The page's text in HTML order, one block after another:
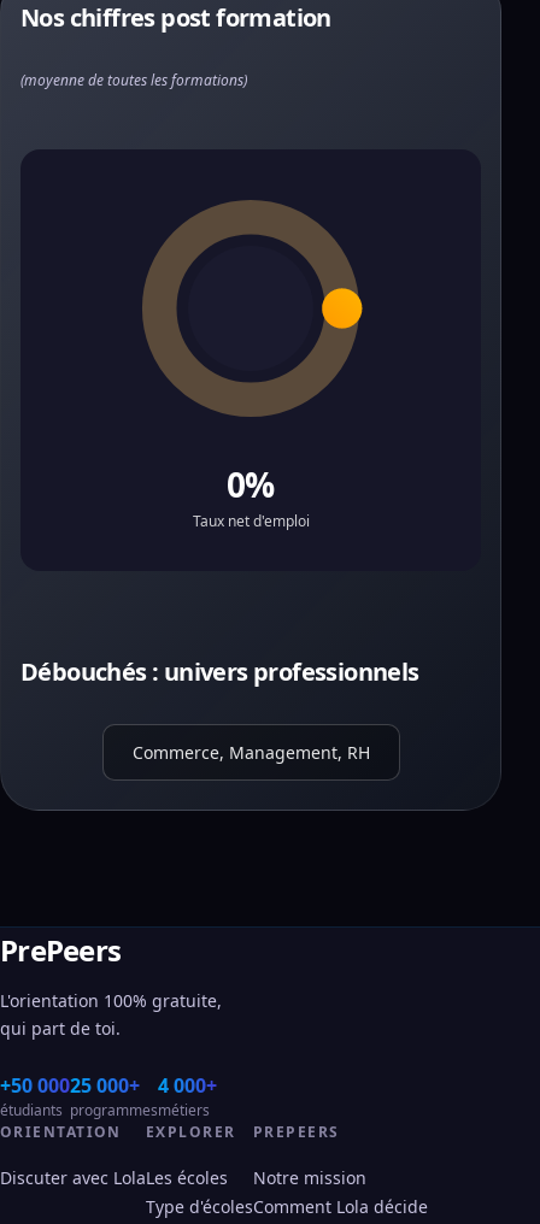
Nos chiffres post formation
(moyenne de toutes les formations)
0%
Taux net d'emploi
Débouchés : univers professionnels
Commerce, Management, RH
PrePeers
L'orientation 100% gratuite,
qui part de toi.
+50 000
étudiants
25 000+
programmes
4 000+
métiers
ORIENTATION
Discuter avec Lola
EXPLORER
Les écoles
Type d'écoles
PREPEERS
Notre mission
Comment Lola décide